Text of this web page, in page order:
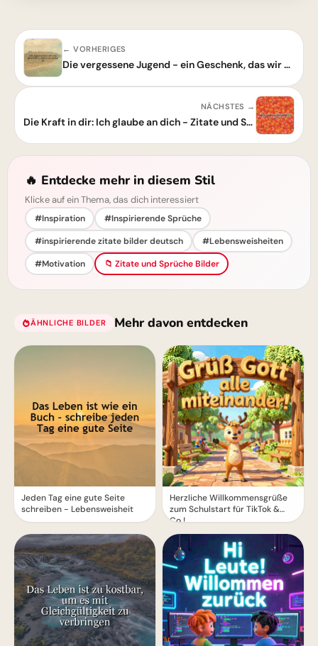
← VORHERIGES
Die vergessene Jugend - ein Geschenk, das wir erst später schätzen
NÄCHSTES →
Die Kraft in dir: Ich glaube an dich - Zitate und Sprüche
🔥 Entdecke mehr in diesem Stil
Klicke auf ein Thema, das dich interessiert
#Inspiration
#Inspirierende Sprüche
#inspirierende zitate bilder deutsch
#Lebensweisheiten
#Motivation
📁 Zitate und Sprüche Bilder
ÄHNLICHE BILDER Mehr davon entdecken
Jeden Tag eine gute Seite
schreiben - Lebensweisheit
Lernfreude teilen via
WhatsApp!
Herzliche Willkommensgrüße
zum Schulstart für TikTok &
Co.!